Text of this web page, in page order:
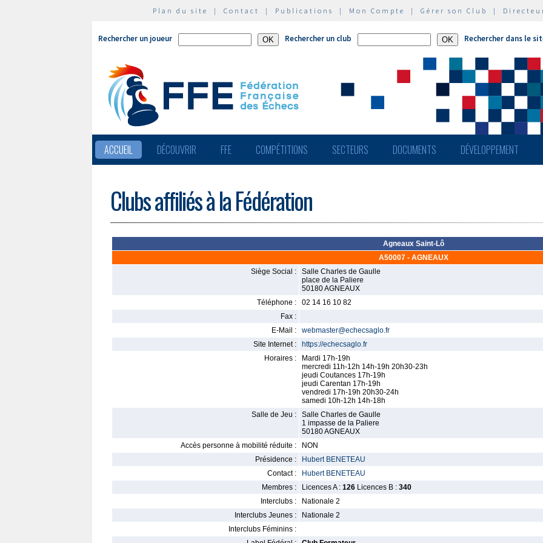
Plan du site | Contact | Publications | Mon Compte | Gérer son Club |
Rechercher un joueur Rechercher un club Rechercher dans le
ACCUEIL DÉCOUVRIR FFE COMPÉTITIONS SECTEURS DOCUMENTS DÉVELOPPEMENT
Clubs affiliés à la Fédération
Agneaux Saint-Lô
A50007 - AGNEAUX
Siège Social :
Salle Charles de Gaulle
place de la Paliere
50180 AGNEAUX
Téléphone :
02 14 16 10 82
Fax :
E-Mail :
webmaster@echecsaglo.fr
Site Internet :
https://echecsaglo.fr
Horaires :
Mardi 17h-19h
mercredi 11h-12h 14h-19h 20h30-23h
jeudi Coutances 17h-19h
jeudi Carentan 17h-19h
vendredi 17h-19h 20h30-24h
samedi 10h-12h 14h-18h
Salle de Jeu :
Salle Charles de Gaulle
1 impasse de la Paliere
50180 AGNEAUX
Accès personne à mobilité réduite :
NON
Présidence :
Hubert BENETEAU
Contact :
Hubert BENETEAU
Membres :
Licences A : 126 Licences B : 340
Interclubs :
Nationale 2
Interclubs Jeunes :
Nationale 2
Interclubs Féminins :